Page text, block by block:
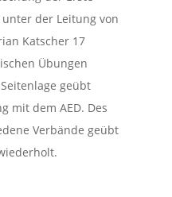
der Leitung von
Katscher 17
Übungen
geübt
mit dem AED. Des
Verbände geübt